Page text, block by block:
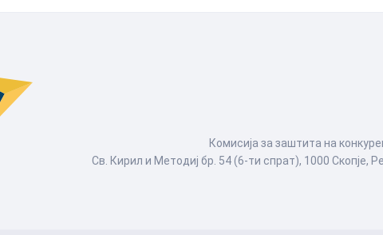
Комисија за заштита на
Св. Кирил и Методиј бр. 54 (6-ти спрат), 1000 Скопје,